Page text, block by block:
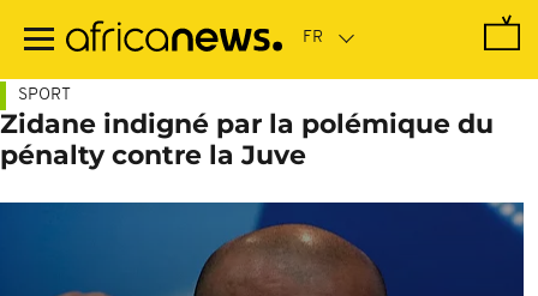
contenu
SPORT
Zidane indigné par la polémique du
pénalty contre la Juve